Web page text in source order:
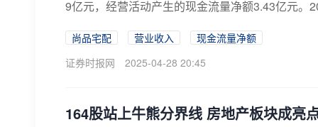
9亿元，经营活动产生的现金流量净额3.43亿元。
尚品宅配 营业收入
现金流量净额
证券时报网
2025-04-28 20:45
164股站上牛熊分界线 房地产板块成亮